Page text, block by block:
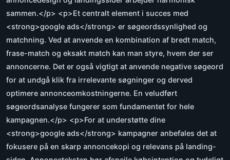
sammen.</p> <p>Et centralt element i succes med
<strong>google ads</strong> er søgeordssynlighed og
matchning. Ved at anvende en kombination af bredt match,
frase-match og eksakt match kan man styre, hvem der ser
annoncerne. Det er også vigtigt at anvende negative søgeord
for at undgå klik fra irrelevante søgninger og derved
optimere annonceomkostningerne. En veludført
søgeordsanalyse fungerer som fundamentet for hele
kampagnen.</p> <p>For at understøtte dine
<strong>google ads</strong> kampagner anbefales det at
fokusere på en skarp annoncekopi og relevans på landing-